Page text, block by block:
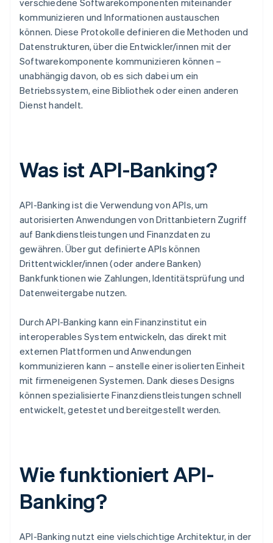
verschiedene Softwarekomponenten miteinander
kommunizieren und Informationen austauschen
können. Diese Protokolle definieren die Methoden und
Datenstrukturen, über die Entwickler/innen mit der
Softwarekomponente kommunizieren können –
unabhängig davon, ob es sich dabei um ein
Betriebssystem, eine Bibliothek oder einen anderen
Dienst handelt.
Was ist API-Banking?
API-Banking ist die Verwendung von APIs, um
autorisierten Anwendungen von Drittanbietern Zugriff
auf Bankdienstleistungen und Finanzdaten zu
gewähren. Über gut definierte APIs können
Drittentwickler/innen (oder andere Banken)
Bankfunktionen wie Zahlungen, Identitätsprüfung und
Datenweitergabe nutzen.
Durch API-Banking kann ein Finanzinstitut ein
interoperables System entwickeln, das direkt mit
externen Plattformen und Anwendungen
kommunizieren kann – anstelle einer isolierten Einheit
mit firmeneigenen Systemen. Dank dieses Designs
können spezialisierte Finanzdienstleistungen schnell
entwickelt, getestet und bereitgestellt werden.
Wie funktioniert API-
Banking?
API-Banking nutzt eine vielschichtige Architektur, in der